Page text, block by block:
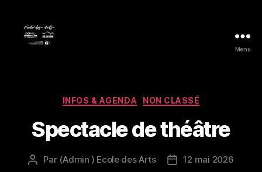
Menu
Catégories
INFOS & AGENDA NON CLASSÉ
Spectacle de théâtre
Auteur
Par (Admin ) Ecole des Arts
Date12 mai 2026